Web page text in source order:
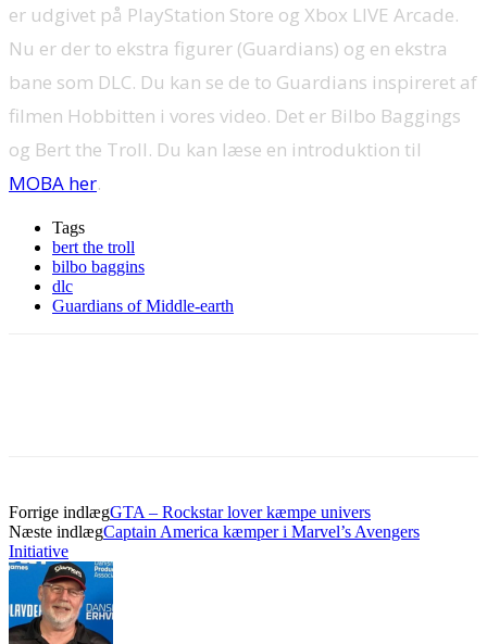
er udgivet på PlayStation Store og Xbox LIVE Arcade.
Nu er der to ekstra figurer (Guardians) og en ekstra
bane som DLC. Du kan se de to Guardians inspireret af
filmen Hobbitten i vores video. Det er Bilbo Baggings
og Bert the Troll. Du kan læse en introduktion til
MOBA her.
Tags
bert the troll
bilbo baggins
dlc
Guardians of Middle-earth
Forrige indlægGTA – Rockstar lover kæmpe univers
Næste indlægCaptain America kæmper i Marvel’s Avengers
Initiative